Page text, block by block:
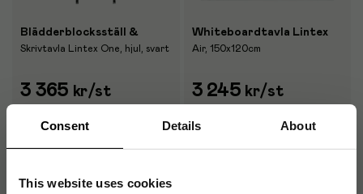
Consent Details About
This website uses cookies
Blädderblocksställ &
Skrivtavla Lintex One, hjul, svart
3 365 kr/st
Whiteboardtavla Lintex
Air, 150x120cm
3 245 kr/st